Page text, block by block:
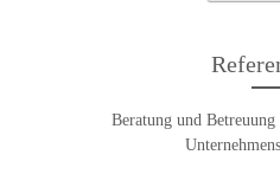
Beratung und